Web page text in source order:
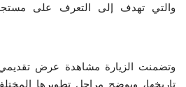
والتي تهدف إلى التعرف على
وتضمنت الزيارة مشاهدة عرض
تاريخها، ويوضح مراحل تطويرها